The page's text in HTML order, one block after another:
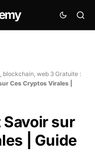
web 3 Gratuite :
Ces Cryptos Virales |
sur
| Guide